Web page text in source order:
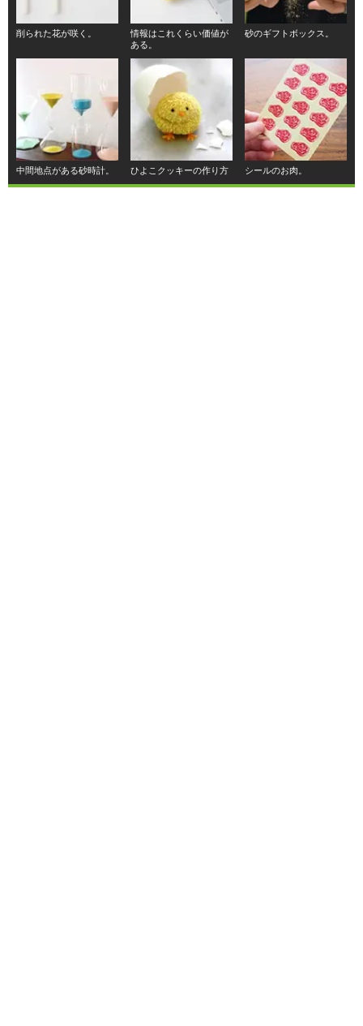
削られた花が咲く。
情報はこれくらい価値が
ある。
砂のギフトボックス。
中間地点がある砂時計。 ひよこクッキーの作り方 シールのお肉。